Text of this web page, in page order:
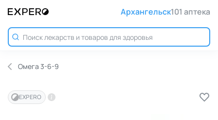
Архангельск101 аптека
Омега 3-6-9
EXPERO